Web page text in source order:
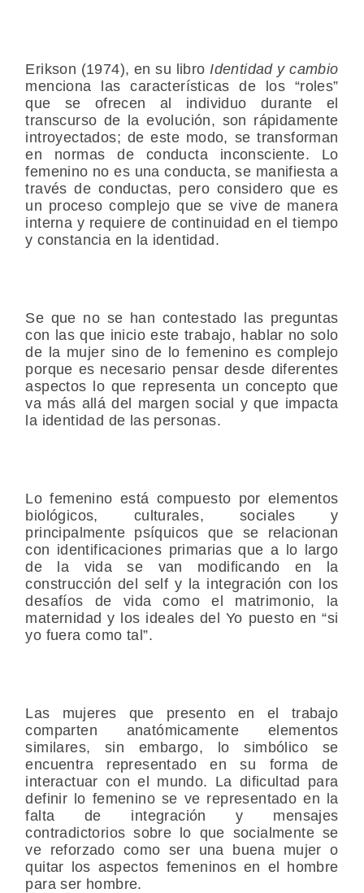
Erikson (1974), en su libro Identidad y cambio
menciona las características de los “roles”
que se ofrecen al individuo durante el
transcurso de la evolución, son rápidamente
introyectados; de este modo, se transforman
en normas de conducta inconsciente. Lo
femenino no es una conducta, se manifiesta a
través de conductas, pero considero que es
un proceso complejo que se vive de manera
interna y requiere de continuidad en el tiempo
y constancia en la identidad.
Se que no se han contestado las preguntas
con las que inicio este trabajo, hablar no solo
de la mujer sino de lo femenino es complejo
porque es necesario pensar desde diferentes
aspectos lo que representa un concepto que
va más allá del margen social y que impacta
la identidad de las personas.
Lo femenino está compuesto por elementos
biológicos, culturales, sociales y
principalmente psíquicos que se relacionan
con identificaciones primarias que a lo largo
de la vida se van modificando en la
construcción del self y la integración con los
desafíos de vida como el matrimonio, la
maternidad y los ideales del Yo puesto en “si
yo fuera como tal”.
Las mujeres que presento en el trabajo
comparten anatómicamente elementos
similares, sin embargo, lo simbólico se
encuentra representado en su forma de
interactuar con el mundo. La dificultad para
definir lo femenino se ve representado en la
falta de integración y mensajes
contradictorios sobre lo que socialmente se
ve reforzado como ser una buena mujer o
quitar los aspectos femeninos en el hombre
para ser hombre.